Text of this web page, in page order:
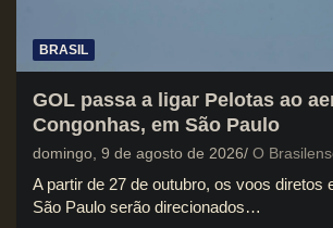
BRASIL
GOL passa a ligar Pelotas ao
Congonhas, em São Paulo
domingo, 9 de agosto de 2026 O
A partir de 27 de outubro, os voos diretos
São Paulo serão direcionados…